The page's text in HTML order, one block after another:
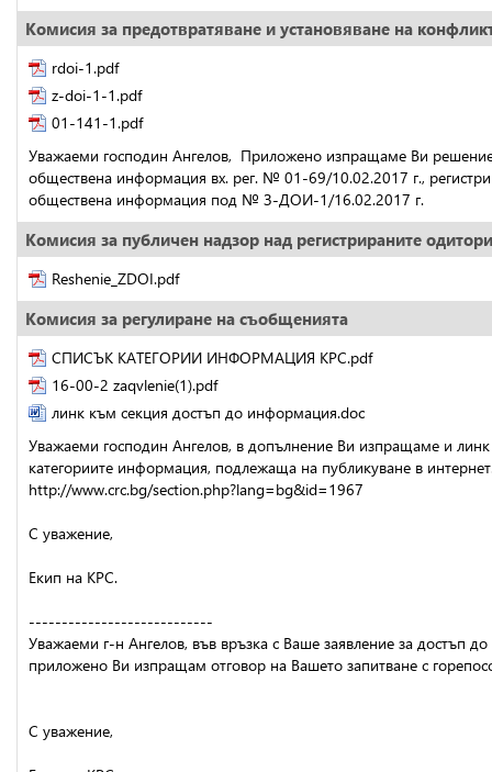
Комисия за предотвратяване и установяване на
rdoi-1.pdf
z-doi-1-1.pdf
01-141-1.pdf
Уважаеми господин Ангелов,  Приложено изпращаме Ви
обществена информация вх. рег. № 01-69/10.02.2017 г.,
обществена информация под № З-ДОИ-1/16.02.2017 г.
Комисия за публичен надзор над регистрираните одитори
Reshenie_ZDOI.pdf
Комисия за регулиране на съобщенията
СПИСЪК КАТЕГОРИИ ИНФОРМАЦИЯ КРС.pdf
16-00-2 zaqvlenie(1).pdf
линк към секция достъп до информация.doc
Уважаеми господин Ангелов, в допълнение Ви изпращаме и
категориите информация, подлежаща на публикуване в
http://www.crc.bg/section.php?lang=bg&id=1967
С уважение,
Екип на КРС.
----------------------------
Уважаеми г-н Ангелов, във връзка с Ваше заявление за
приложено Ви изпращам отговор на Вашето запитване с
С уважение,